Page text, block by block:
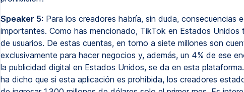
Speaker 5: Para los creadores habría, sin duda, consecuencias
importantes. Como has mencionado, TikTok en Estados Unidos
de usuarios. De estas cuentas, en torno a siete millones son
exclusivamente para hacer negocios y, además, un 4% de ese
la publicidad digital en Estados Unidos, se da en esta
ha dicho que si esta aplicación es prohibida, los creadores